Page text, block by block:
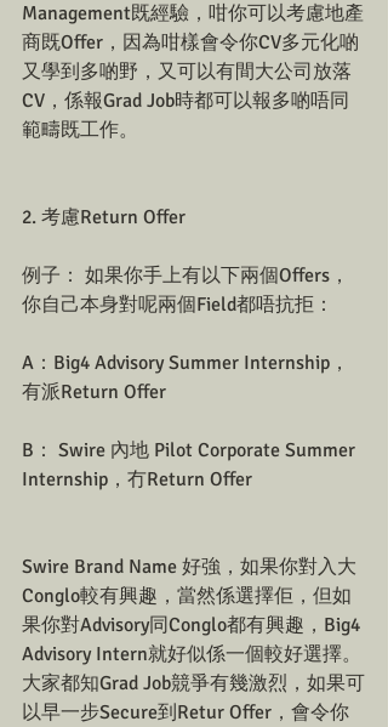
Management既經驗，咁你可以考慮地產
商既Offer，因為咁樣會令你CV多元化啲
又學到多啲野，又可以有間大公司放落
CV，係報Grad Job時都可以報多啲唔同
範疇既工作。
2. 考慮Return Offer
例子： 如果你手上有以下兩個Offers，
你自己本身對呢兩個Field都唔抗拒：
A：Big4 Advisory Summer Internship，
有派Return Offer
B： Swire 內地 Pilot Corporate Summer
Internship，冇Return Offer
Swire Brand Name 好強，如果你對入大
Conglo較有興趣，當然係選擇佢，但如
果你對Advisory同Conglo都有興趣，Big4
Advisory Intern就好似係一個較好選擇。
大家都知Grad Job競爭有幾激烈，如果可
以早一步Secure到Retur Offer，會令你